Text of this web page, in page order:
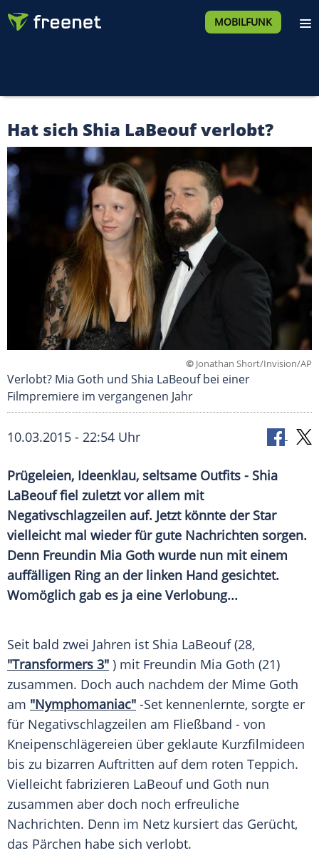
MOBILFUNK
Hat sich Shia LaBeouf verlobt?
© Jonathan Short/Invision/AP
Verlobt? Mia Goth und Shia LaBeouf bei einer
Filmpremiere im vergangenen Jahr
10.03.2015 - 22:54 Uhr
Prügeleien, Ideenklau, seltsame Outfits - Shia
LaBeouf fiel zuletzt vor allem mit
Negativschlagzeilen auf. Jetzt könnte der Star
vielleicht mal wieder für gute Nachrichten sorgen.
Denn Freundin Mia Goth wurde nun mit einem
auffälligen Ring an der linken Hand gesichtet.
Womöglich gab es ja eine Verlobung...
Seit bald zwei Jahren ist Shia LaBeouf(28,
"Transformers 3" ) mit Freundin Mia Goth (21)
zusammen. Doch auch nachdem der Mime Goth
am "Nymphomaniac" -Set kennenlernte, sorgte er
für Negativschlagzeilen am Fließband - von
Kneipenschlägereien über geklaute Kurzfilmideen
bis zu bizarren Auftritten auf dem roten Teppich.
Vielleicht fabrizieren LaBeoufund Goth nun
zusammen aber doch noch erfreuliche
Nachrichten. Denn im Netz kursiert das Gerücht,
das Pärchen habe sich verlobt.